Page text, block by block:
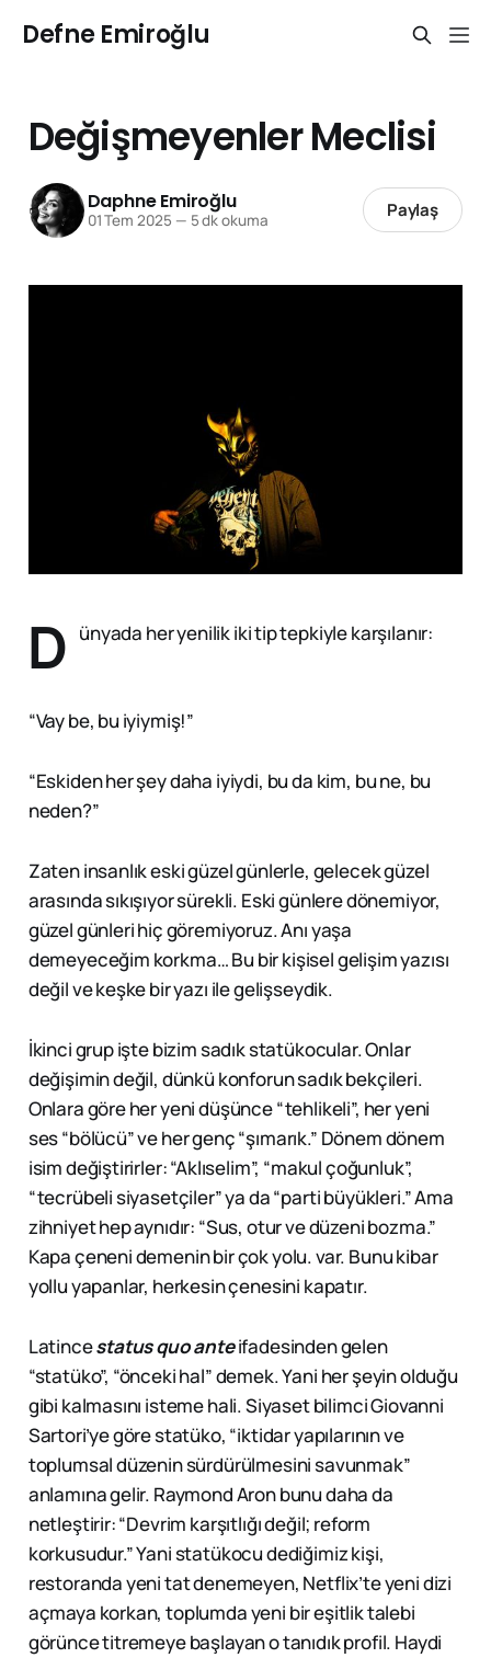
Defne Emiroğlu
Değişmeyenler Meclisi
Daphne Emiroğlu
01 Tem 2025 — 5 dk okuma Paylaş
D ünyada her yenilik iki tip tepkiyle karşılanır:
“Vay be, bu iyiymiş!”
“Eskiden her şey daha iyiydi, bu da kim, bu ne, bu
neden?”
Zaten insanlık eski güzel günlerle, gelecek güzel
arasında sıkışıyor sürekli. Eski günlere dönemiyor,
güzel günleri hiç göremiyoruz. Anı yaşa
demeyeceğim korkma… Bu bir kişisel gelişim yazısı
değil ve keşke bir yazı ile gelişseydik.
İkinci grup işte bizim sadık statükocular. Onlar
değişimin değil, dünkü konforun sadık bekçileri.
Onlara göre her yeni düşünce “tehlikeli”, her yeni
ses “bölücü” ve her genç “şımarık.” Dönem dönem
isim değiştirirler: “Aklıselim”, “makul çoğunluk”,
“tecrübeli siyasetçiler” ya da “parti büyükleri.” Ama
zihniyet hep aynıdır: “Sus, otur ve düzeni bozma.”
Kapa çeneni demenin bir çok yolu. var. Bunu kibar
yollu yapanlar, herkesin çenesini kapatır.
Latincestatus quo anteifadesinden gelen
“statüko”, “önceki hal” demek. Yani her şeyin olduğu
gibi kalmasını isteme hali. Siyaset bilimci Giovanni
Sartori’ye göre statüko, “iktidar yapılarının ve
toplumsal düzenin sürdürülmesini savunmak”
anlamına gelir. Raymond Aron bunu daha da
netleştirir: “Devrim karşıtlığı değil; reform
korkusudur.” Yani statükocu dediğimiz kişi,
restoranda yeni tat denemeyen, Netflix’te yeni dizi
açmaya korkan, toplumda yeni bir eşitlik talebi
görünce titremeye başlayan o tanıdık profil. Haydi